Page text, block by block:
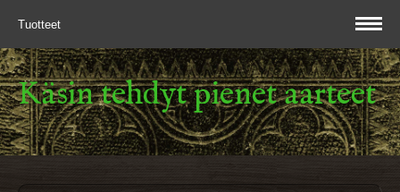
Tuotteet
Käsin tehdyt pienet aarteet